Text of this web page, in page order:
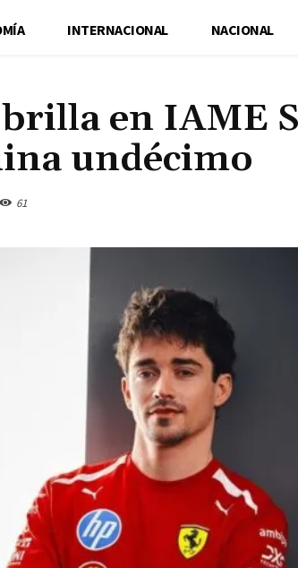
INTERNACIONAL NACIONAL
en IAME
undécimo
61